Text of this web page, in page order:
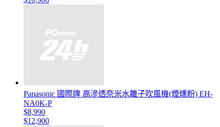
Panasonic 國際牌 高滲透奈米水離子吹風機(煙燻粉) EH-
NA0K-P
$8,990
$12,900